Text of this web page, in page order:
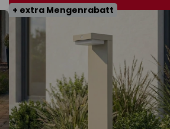
+ extra Mengenrabatt